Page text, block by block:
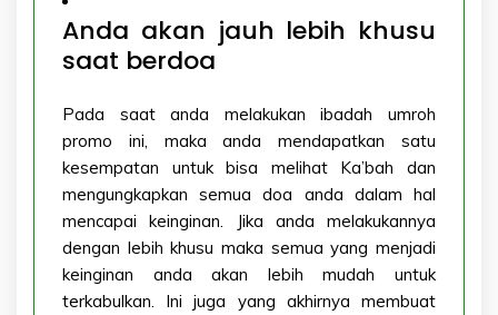
Anda akan jauh lebih khusu
saat berdoa
Pada saat anda melakukan ibadah umroh
promo ini, maka anda mendapatkan satu
kesempatan untuk bisa melihat Ka’bah dan
mengungkapkan semua doa anda dalam hal
mencapai keinginan. Jika anda melakukannya
dengan lebih khusu maka semua yang menjadi
keinginan anda akan lebih mudah untuk
terkabulkan. Ini juga yang akhirnya membuat